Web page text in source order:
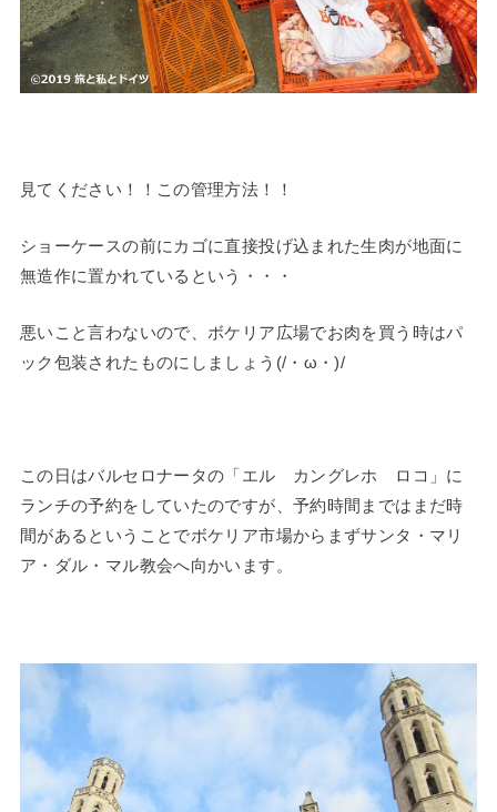
見てください！！この管理方法！！
ショーケースの前にカゴに直接投げ込まれた生肉が地面に
無造作に置かれているという・・・
悪いこと言わないので、ボケリア広場でお肉を買う時はパ
ック包装されたものにしましょう(/・ω・)/
この日はバルセロナータの「エル カングレホ ロコ」に
ランチの予約をしていたのですが、予約時間まではまだ時
間があるということでボケリア市場からまずサンタ・マリ
ア・ダル・マル教会へ向かいます。